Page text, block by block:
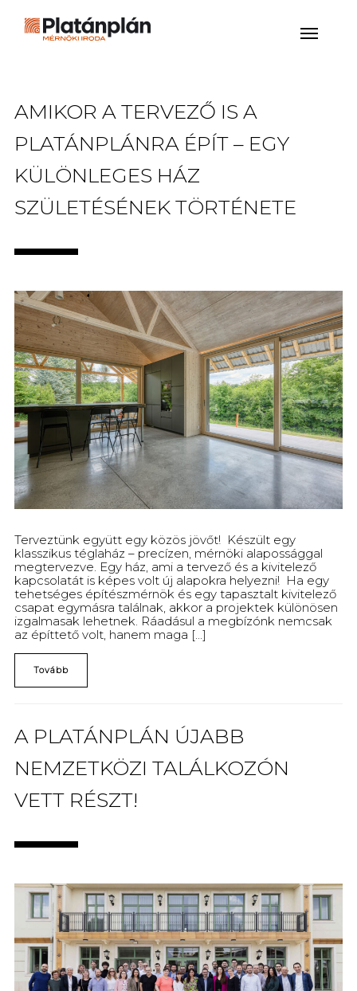
AMIKOR A TERVEZŐ IS A
PLATÁNPLÁNRA ÉPÍT – EGY
KÜLÖNLEGES HÁZ
SZÜLETÉSÉNEK TÖRTÉNETE
Terveztünk együtt egy közös jövőt! Készült egy
klasszikus téglaház – precízen, mérnöki alapossággal
megtervezve. Egy ház, ami a tervező és a kivitelező
kapcsolatát is képes volt új alapokra helyezni! Ha egy
tehetséges építészmérnök és egy tapasztalt kivitelező
csapat egymásra találnak, akkor a projektek különösen
izgalmasak lehetnek. Ráadásul a megbízónk nemcsak
az építtető volt, hanem maga [...]
Tovább
A PLATÁNPLÁN ÚJABB
NEMZETKÖZI TALÁLKOZÓN
VETT RÉSZT!